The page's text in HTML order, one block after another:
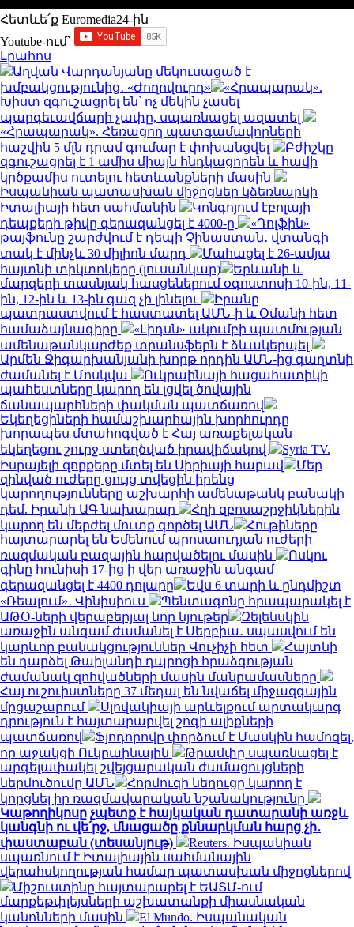
Հետևե՛ք Euromedia24-ին
Youtube-ում`
Լրահոս
Աղվան Վարդանյանը մեկուսացած է
խմբակցությունից․ «Ժողովուրդ»
«Հրապարակ».
Խիստ զգուշացրել են՝ ոչ մեկին չասել
պարգեւավճարի չափը, սպառնացել ազատել
«Հրապարակ». Հեռացող պատգամավորների
հաշվին 5 մլն դրամ գումար է փոխանցվել
Բժիշկը
զգուշացրել է 1 ամիս միայն հնդկացորեն և հավի
կրծքամիս ուտելու հետևանքների մասին
Իսպանիան պատասխան միջոցներ կձեռնարկի
Իտալիայի հետ սահմանին
Կոնգոյում էբոլայի
դեպքերի թիվը գերազանցել է 4000-ը
«Դոլֆին»
թայֆունը շարժվում է դեպի Չինաստան․ վտանգի
տակ է մինչև 30 միլիոն մարդ
Մահացել է 26-ամյա
հայտնի տիկտոկերը (լուսանկար)
Երևանի և
մարզերի տասնյակ հասցեներում օգոստոսի 10-ին, 11-
ին, 12-ին և 13-ին գազ չի լինելու
Իրանը
պատրաստվում է հաստատել ԱՄՆ-ի և Օմանի հետ
համաձայնագիրը
«Լիդսն» ակումբի պատմության
ամենաթանկարժեք տրանսֆերն է ձևակերպել
Արմեն Ջիգարխանյանի խորթ որդին ԱՄՆ-ից գաղտնի
ժամանել է Մոսկվա
Ուկրաինայի հացահատիկի
պահեստները կարող են լցվել ծովային
ճանապարհների փակման պատճառով
Եկեղեցիների համաշխարհային խորհուրդը
խորապես մտահոգված է Հայ առաքելական
եկեղեցու շուրջ ստեղծված իրավիճակով
Syria TV.
Իսրայելի զորքերը մտել են Սիրիայի հարավ
Մեր
զինված ուժերը ցույց տվեցին իրենց
կարողությունները աշխարհի ամենաթանկ բանակի
դեմ. Իրանի ԱԳ նախարար
Հղի զբոսաշրջիկներին
կարող են մերժել մուտք գործել ԱՄՆ
Հութիները
հայտարարել են Եմենում պրոսաուդյան ուժերի
ռազմական բազային հարվածելու մասին
Ոսկու
գինը հունիսի 17-ից ի վեր առաջին անգամ
գերազանցել է 4400 դոլարը
Եվս 6 տարի և ընդմիշտ
«Ռեալում»․ Վինիսիուս
Պենտագոնը հրապարակել է
ԱԹՕ-ների վերաբերյալ նոր նյութեր
Զելենսկին
առաջին անգամ ժամանել է Սերբիա․ սպասվում են
կարևոր բանակցություններ Վուչիչի հետ
Հայտնի
են դարձել Թաիլանդի դպրոցի հրաձգության
ժամանակ զոհվածների մասին մանրամասները
Հայ ուշուիստները 37 մեդալ են նվաճել միջազգային
մրցաշարում
Սլովակիայի արևելքում արտակարգ
դրություն է հայտարարվել շոգի ալիքների
պատճառով
Ֆյոդորովը փորձում է Մասկին համոզել,
որ աջակցի Ուկրաինային
Թրամփը սպառնացել է
արգելափակել շվեյցարական ժամացույցների
ներմուծումը ԱՄՆ
Հորմուզի նեղուցը կարող է
կորցնել իր ռազմավարական նշանակությունը
Կաթողիկոսը չպետք է հայկական դատարանի առջև
կանգնի ու վե՛րջ, մնացածը քննարկման հարց չի․
փաստաբան (տեսանյութ)
Reuters. Իսպանիան
սպառնում է Իտալիային սահմանային
վերահսկողության համար պատասխան միջոցներով
Միշուստինը հայտարարել է ԵԱՏՄ-ում
մարքեթփլեյսների աշխատանքի միասնական
կանոնների մասին
El Mundo. Իսպանական